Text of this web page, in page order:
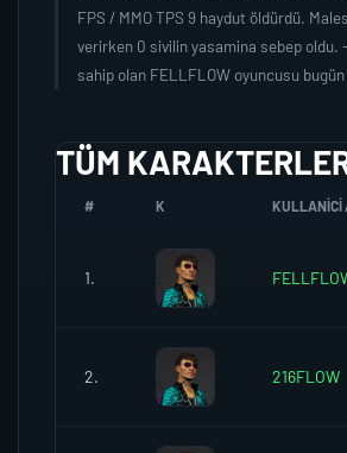
FPS / MMO TPS 9 haydut öldürdü.
verirken 0 sivilin yasamina sebep oldu.
sahip olan FELLFLOW oyuncusu
TÜM
# K KULLANICI
1.
2. 216FLOW